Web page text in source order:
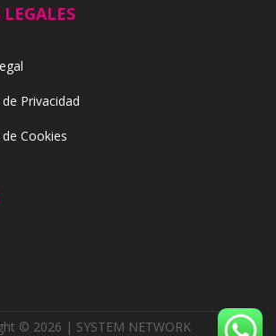
Privacidad
Cookies
© 2026 | SYSTEM NETWORK